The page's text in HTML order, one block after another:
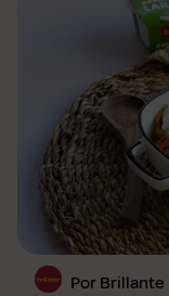
Por Brillante